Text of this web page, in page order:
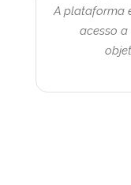
A plataforma
acesso